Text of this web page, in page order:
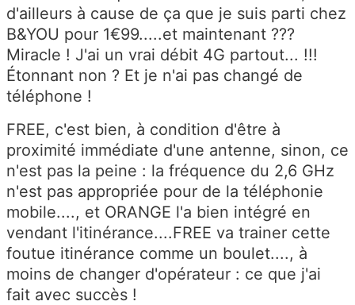
d'ailleurs à cause de ça que je suis parti chez
B&YOU pour 1€99.....et maintenant ???
Miracle ! J'ai un vrai débit 4G partout... !!!
Étonnant non ? Et je n'ai pas changé de
téléphone !
FREE, c'est bien, à condition d'être à
proximité immédiate d'une antenne, sinon, ce
n'est pas la peine : la fréquence du 2,6 GHz
n'est pas appropriée pour de la téléphonie
mobile...., et ORANGE l'a bien intégré en
vendant l'itinérance....FREE va trainer cette
foutue itinérance comme un boulet...., à
moins de changer d'opérateur : ce que j'ai
fait avec succès !